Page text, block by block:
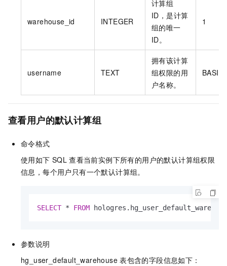
warehouse_id INTEGER
计算组
ID，是计算
组的唯一
ID。
1
username TEXT
拥有该计算
组权限的用
户名称。
查看用户的默认计算组
命令格式
使用如下 SQL 查看当前实例下所有的用户的默认计算组权限
信息，每个用户只有一个默认计算组。
SELECT * FROM
参数说明
hg_user_default_warehouse 表包含的字段信息如下：